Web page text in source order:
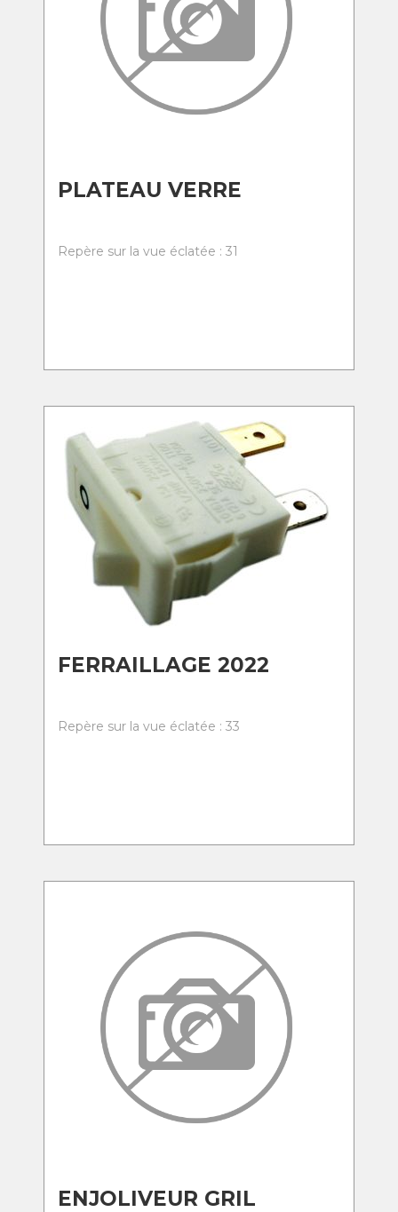
PLATEAU VERRE
Repère sur la vue éclatée : 31
FERRAILLAGE 2022
Repère sur la vue éclatée : 33
ENJOLIVEUR GRIL